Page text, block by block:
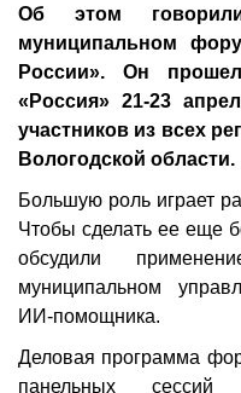
Об этом
муниципальном
России». Он
«Россия» 21-23
участников из всех
Вологодской области.
Большую роль играет
Чтобы сделать ее еще
обсудили
муниципальном
ИИ-помощника.
Деловая программа
панельных сессий